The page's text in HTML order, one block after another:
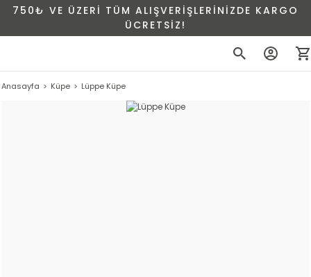
750₺ VE ÜZERİ TÜM ALIŞVERİŞLERİNİZDE KARGO
ÜCRETSİZ!
Anasayfa Küpe Lüppe Küpe